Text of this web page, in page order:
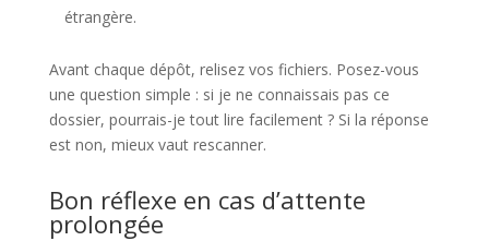
étrangère.
Avant chaque dépôt, relisez vos fichiers. Posez-vous
une question simple : si je ne connaissais pas ce
dossier, pourrais-je tout lire facilement ? Si la réponse
est non, mieux vaut rescanner.
Bon réflexe en cas d’attente
prolongée